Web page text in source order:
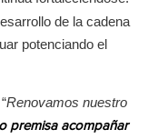
de la cadena
potenciando el
Renovamos nuestro
premisa acompañar